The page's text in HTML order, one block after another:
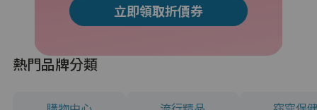
立即領取折價券
熱門品牌分類